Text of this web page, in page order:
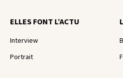
ELLES FONT L’ACTU
Interview
Portrait